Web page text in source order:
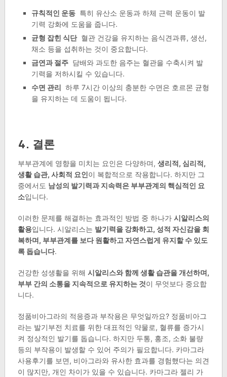
규칙적인 운동특히 유산소 운동과 하체 근력 운동이 발
기력 강화에 도움을 줍니다.
균형 잡힌 식단혈관 건강을 유지하는 음식견과류, 생선,
채소 등을 섭취하는 것이 중요합니다.
금연과 절주담배와 과도한 음주는 혈관을 수축시켜 발
기력을 저하시킬 수 있습니다.
수면 관리 하루 7시간 이상의 충분한 수면은 호르몬 균형
을 유지하는 데 도움이 됩니다.
4. 결론
부부관계에 영향을 미치는 요인은 다양하며, 생리적, 심리적,
생활 습관, 사회적 요인이 복합적으로 작용합니다. 하지만 그
중에서도 남성의 발기력과 지속력은 부부관계의 핵심적인 요
소입니다.
이러한 문제를 해결하는 효과적인 방법 중 하나가 시알리스의
활용입니다. 시알리스는 발기력을 강화하고, 성적 자신감을 회
복하며, 부부관계를 보다 원활하고 자연스럽게 유지할 수 있도
록 돕습니다.
건강한 성생활을 위해 시알리스와 함께 생활 습관을 개선하며,
부부 간의 소통을 지속적으로 유지하는 것이 무엇보다 중요합
니다.
정품비아그라의 적응증과 부작용은 무엇일까요? 정품비아그
라는 발기부전 치료를 위한 대표적인 약물로, 혈류를 증가시
켜 정상적인 발기를 돕습니다. 하지만 두통, 홍조, 소화 불량
등의 부작용이 발생할 수 있어 주의가 필요합니다. 카마그라
사용후기를 보면, 비아그라와 유사한 효과를 경험했다는 의견
이 많지만, 개인 차이가 있을 수 있습니다. 카마그라 젤리 가